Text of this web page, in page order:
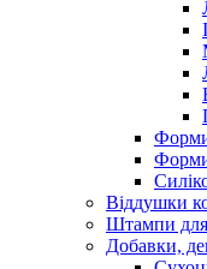
Форми
Віддушки
Штампи
Добавки,